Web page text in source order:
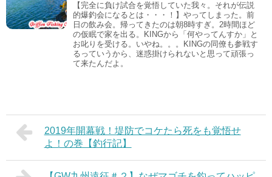
【完全に負け試合を覚悟していた我々。それが伝説
的爆釣会になるとは・・・！】やってしまった。前
日の飲み会。帰ってきたのは朝8時すぎ。2時間ほど
の仮眠で家を出る。KINGから「何やってんすか」と
お叱りを受ける。いやね。。。KINGの同僚も参戦す
るっていうから、迷惑掛けられないと思って頑張っ
て来たんだよ。
2019年開幕戦！堤防でコケたら死をも覚悟せ
よ！の巻【釣行記】